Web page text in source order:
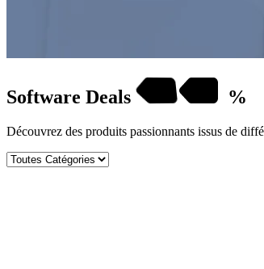
Software Deals %
Découvrez des produits passionnants issus de